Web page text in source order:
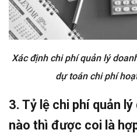
Xác định chi phí quản lý
dự toán chi phí
3. Tỷ lệ chi phí quản
nào thì được coi là